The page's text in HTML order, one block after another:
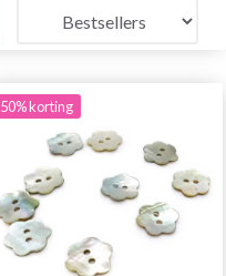
50% korting